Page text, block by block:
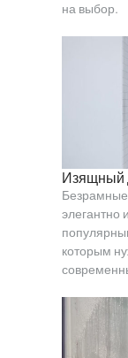
на выбор.
Изящный
элегантно
которым